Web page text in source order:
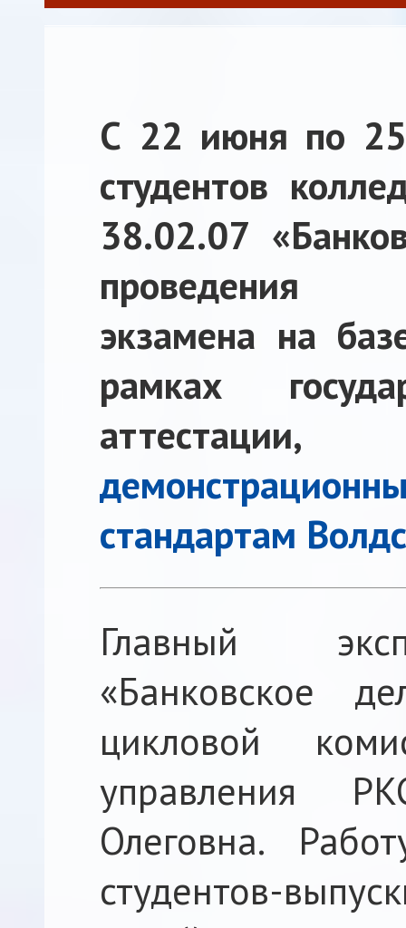
С 22 июня по
студентов
38.02.07
проведения
экзамена на
рамках
стандартам
Главный
«Банковское
цикловой
управления
Олеговна.
студентов-